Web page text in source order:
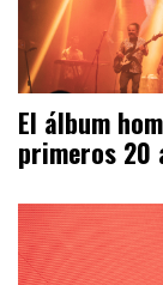
El álbum
primeros 20